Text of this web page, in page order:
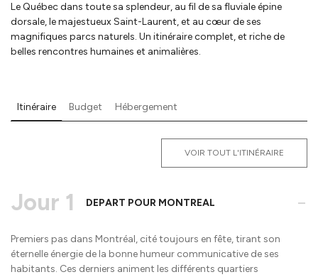
Le Québec dans toute sa splendeur, au fil de sa fluviale épine
dorsale, le majestueux Saint-Laurent, et au cœur de ses
magnifiques parcs naturels. Un itinéraire complet, et riche de
belles rencontres humaines et animalières.
Itinéraire Budget Hébergement
VOIR TOUT L'ITINÉRAIRE
Jour 1 DEPART POUR MONTREAL -
Premiers pas dans Montréal, cité toujours en fête, tirant son
éternelle énergie de la bonne humeur communicative de ses
habitants. Ces derniers animent les différents quartiers